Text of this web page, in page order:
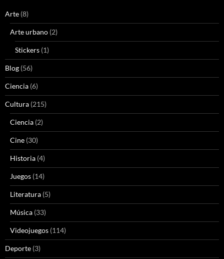
Arte (8)
Arte urbano (2)
Stickers (1)
Blog (56)
Ciencia (6)
Cultura (215)
Ciencia (2)
Cine (30)
Historia (4)
Juegos (14)
Literatura (5)
Música (33)
Videojuegos (114)
Deporte (3)